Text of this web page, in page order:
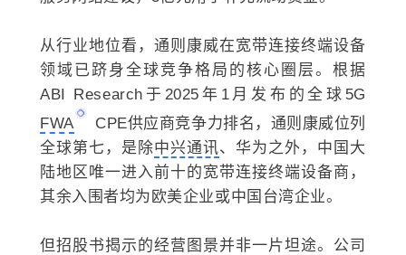
从行业地位看，通则康威在宽带连接终端设备
领域已跻身全球竞争格局的核心圈层。根据
ABI Research于2025年1月发布的全球5G
FWA
CPE供应商竞争力排名，通则康威位列
全球第七，是除中兴通讯、华为之外，中国大
陆地区唯一进入前十的宽带连接终端设备商，
其余入围者均为欧美企业或中国台湾企业。
但招股书揭示的经营图景并非一片坦途。公司